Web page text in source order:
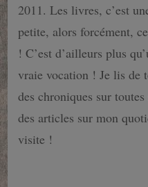
2011. Les livres, c’est
petite, alors forcément,
! C’est d’ailleurs plus
vraie vocation ! Je lis de
des chroniques sur
des articles sur mon
visite !